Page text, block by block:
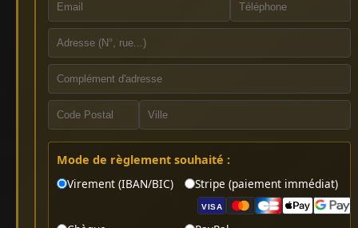
Mode de règlement souhaité :
Virement (IBAN/BIC)
Stripe (paiement immédiat)
VISA